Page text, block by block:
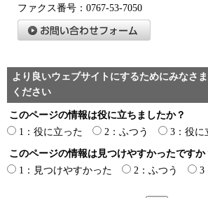
ファクス番号：0767-53-7050
より良いウェブサイトにするためにみなさ
ください
このページの情報は役に立ちましたか？
1：役に立った
2：ふつう 3：役に
このページの情報は見つけやすかったですか
1：見つけやすかった
2：ふつう 3